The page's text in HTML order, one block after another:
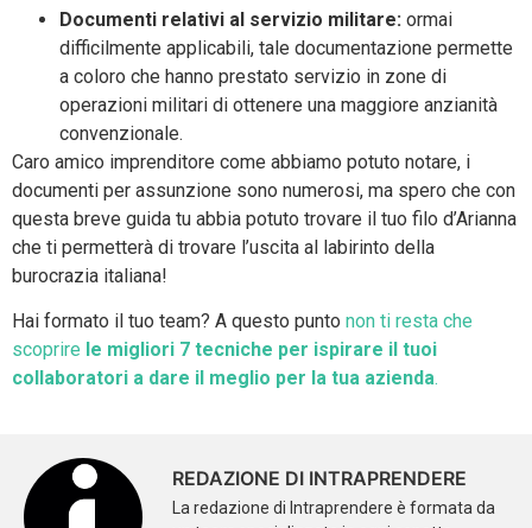
Documenti relativi al servizio militare: ormai
difficilmente applicabili, tale documentazione permette
a coloro che hanno prestato servizio in zone di
operazioni militari di ottenere una maggiore anzianità
convenzionale.
Caro amico imprenditore come abbiamo potuto notare, i
documenti per assunzione sono numerosi, ma spero che con
questa breve guida tu abbia potuto trovare il tuo filo d’Arianna
che ti permetterà di trovare l’uscita al labirinto della
burocrazia italiana!
Hai formato il tuo team? A questo punto non ti resta che
scoprire le migliori 7 tecniche per ispirare il tuoi
collaboratori a dare il meglio per la tua azienda.
REDAZIONE DI INTRAPRENDERE
La redazione di Intraprendere è formata da